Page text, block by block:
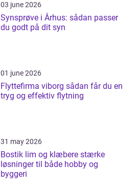
03 june 2026
Synsprøve i Århus: sådan passer
du godt på dit syn
01 june 2026
Flyttefirma viborg sådan får du en
tryg og effektiv flytning
31 may 2026
Bostik lim og klæbere stærke
løsninger til både hobby og
byggeri